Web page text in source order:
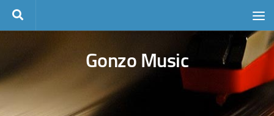
Skip to content
Gonzo Music